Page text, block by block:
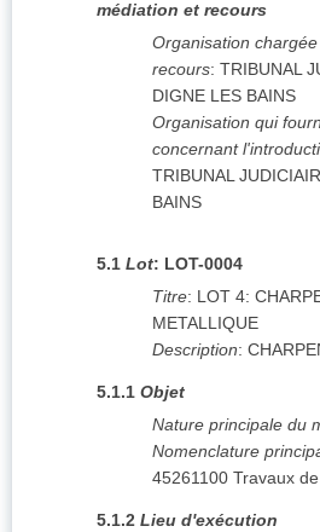
médiation et recours
Organisation
recours: TRIBUNAL
DIGNE LES BAINS
Organisation qui
concernant
TRIBUNAL
BAINS
5.1 Lot: LOT-0004
Titre: LOT 4:
METALLIQUE
Description:
5.1.1 Objet
Nature principale du
Nomenclature
45261100 Travaux
5.1.2 Lieu d'exécution